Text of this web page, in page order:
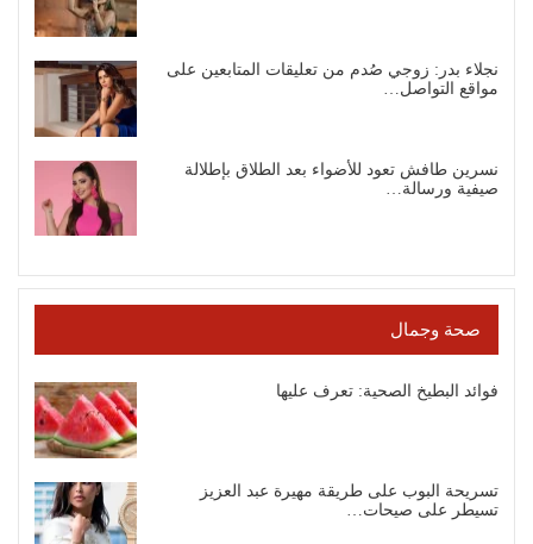
نجلاء بدر: زوجي صُدم من تعليقات المتابعين على
مواقع التواصل…
نسرين طافش تعود للأضواء بعد الطلاق بإطلالة
صيفية ورسالة…
صحة وجمال
فوائد البطيخ الصحية: تعرف عليها
تسريحة البوب على طريقة مهيرة عبد العزيز
تسيطر على صيحات…